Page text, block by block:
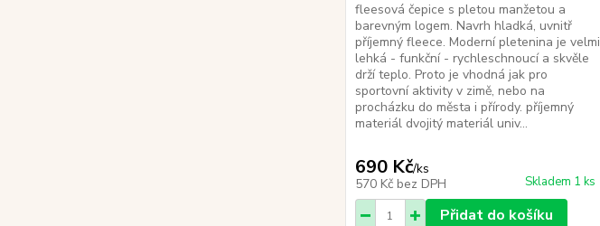
fleesová čepice s pletou manžetou a
barevným logem. Navrh hladká, uvnitř
příjemný fleece. Moderní pletenina je velmi
lehká - funkční - rychleschnoucí a skvěle
drží teplo. Proto je vhodná jak pro
sportovní aktivity v zimě, nebo na
procházku do města i přírody. příjemný
materiál dvojitý materiál univ...
690 Kč/ks
570 Kč bez DPH Skladem 1 ks
Přidat do košíku